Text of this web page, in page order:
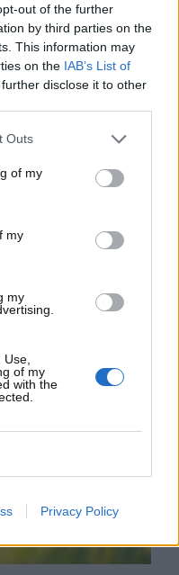
out of the further
by third parties on the
This information may
on the IAB’s List of
disclose it to other
Outs
of my
my
my
of my
with the
Privacy Policy
con le
sugli
in un
massima attenzione
come detto, è
d’acqua
da attuare per poter